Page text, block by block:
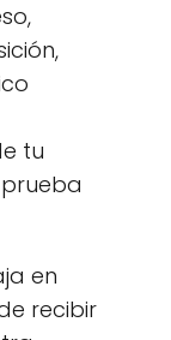
tu
en
recibir